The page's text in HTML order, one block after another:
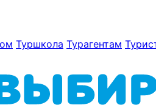
Туршкола Турагентам